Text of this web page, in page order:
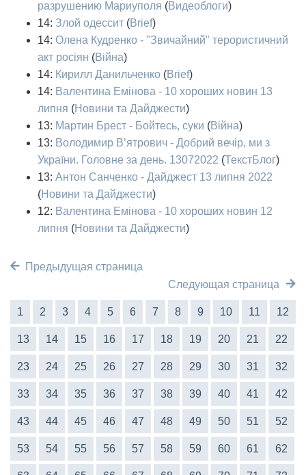
разрушению Мариуполя (Видеоблоги)
14: Злой одессит (Brief)
14: Олена Кудренко - "Звичайний" терористичний
акт росіян (Війна)
14: Кирилл Данильченко (Brief)
14: Валентина Емінова - 10 хороших новин 13
липня (Новини та Дайджести)
13: Мартин Брест - Бойтесь, суки (Війна)
13: Володимир В’ятрович - Добрий вечір, ми з
України. Головне за день. 13072022 (ТекстБлог)
13: Антон Санченко - Дайджест 13 липня 2022
(Новини та Дайджести)
12: Валентина Емінова - 10 хороших новин 12
липня (Новини та Дайджести)
Предыдущая страница
Следующая страница
1 2 3 4 5 6 7 8 9 10 11 12
13 14 15 16 17 18 19 20 21 22
23 24 25 26 27 28 29 30 31 32
33 34 35 36 37 38 39 40 41 42
43 44 45 46 47 48 49 50 51 52
53 54 55 56 57 58 59 60 61 62